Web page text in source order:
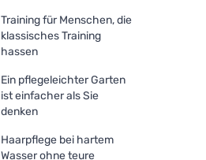
Training für Menschen, die
klassisches Training
hassen
Ein pflegeleichter Garten
ist einfacher als Sie
denken
Haarpflege bei hartem
Wasser ohne teure